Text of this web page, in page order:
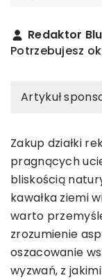
Redaktor
Potrzebujesz
Artykuł
Zakup działki
pragnących
bliskością
kawałka ziemi
warto
zrozumienie
oszacowanie
wyzwań, z